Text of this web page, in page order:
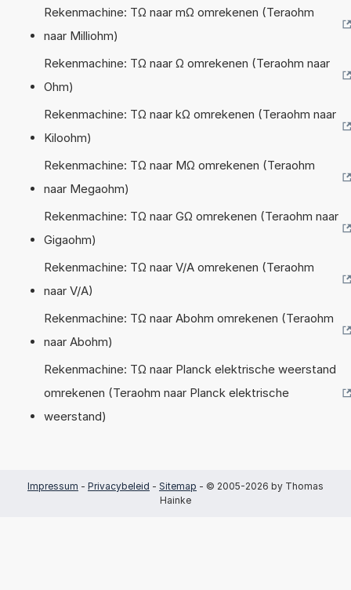
Rekenmachine: TΩ naar mΩ omrekenen (Teraohm
naar Milliohm)
Rekenmachine: TΩ naar Ω omrekenen (Teraohm naar
Ohm)
Rekenmachine: TΩ naar kΩ omrekenen (Teraohm naar
Kiloohm)
Rekenmachine: TΩ naar MΩ omrekenen (Teraohm
naar Megaohm)
Rekenmachine: TΩ naar GΩ omrekenen (Teraohm naar
Gigaohm)
Rekenmachine: TΩ naar V/A omrekenen (Teraohm
naar V/A)
Rekenmachine: TΩ naar Abohm omrekenen (Teraohm
naar Abohm)
Rekenmachine: TΩ naar Planck elektrische weerstand
omrekenen (Teraohm naar Planck elektrische
weerstand)
Impressum - Privacybeleid - Sitemap - © 2005-2026 by Thomas
Hainke